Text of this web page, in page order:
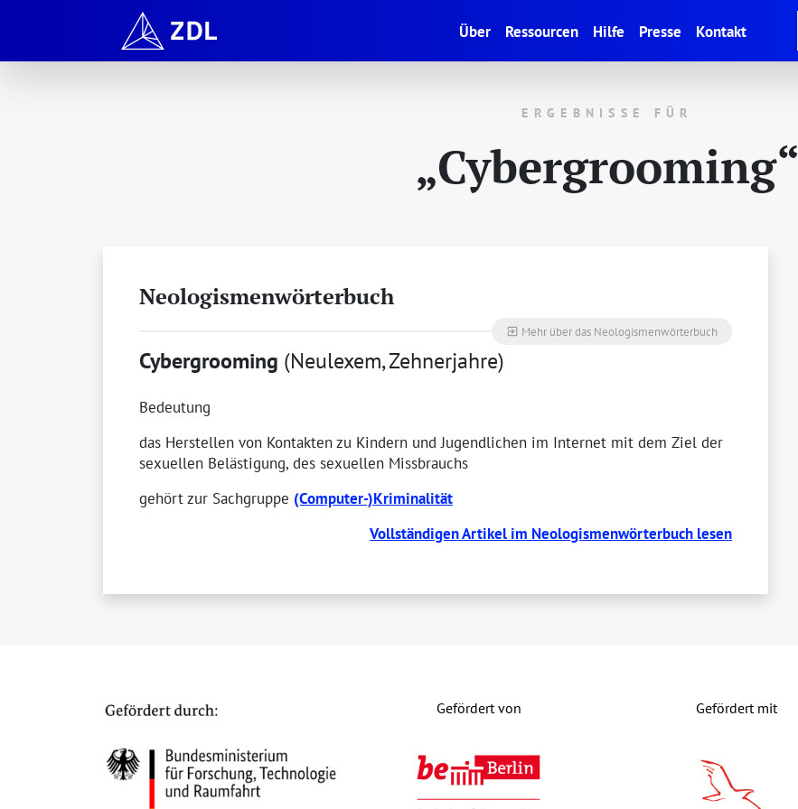
Über(current)
Ressourcen Hilfe Presse Kontakt
ERGEBNISSE FÜR
„Cybergrooming“
Neologismenwörterbuch
exit_to_app Mehr über das Neologismenwörterbuch
Cybergrooming (Neulexem, Zehnerjahre)
Bedeutung
das Herstellen von Kontakten zu Kindern und Jugendlichen im Internet mit dem Ziel der
sexuellen Belästigung, des sexuellen Missbrauchs
gehört zur Sachgruppe (Computer-)Kriminalität
Vollständigen Artikel im Neologismenwörterbuch lesen
Gefördert von Gefördert mit